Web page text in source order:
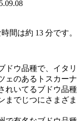
間は約 13 分です。
ドウ品種で、イタリ
ェのあるトスカーナ
れいてるブドウ品種
までじつにさまざま